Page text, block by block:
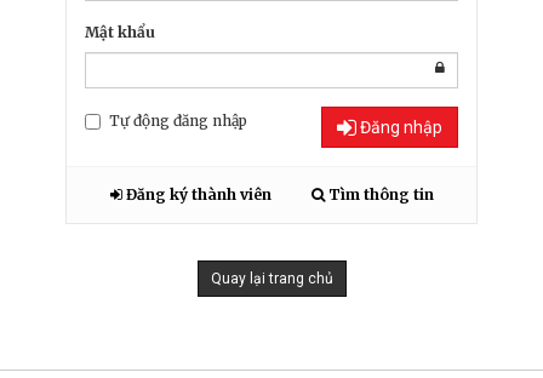
Mật khẩu
Tự động đăng nhập Đăng nhập
Đăng ký thành viên Tìm thông tin
Quay lại trang chủ